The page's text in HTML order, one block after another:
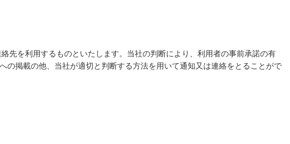
先を利用するものといたします。当社の判断により、利用者の事前承諾の有
掲載の他、当社が適切と判断する方法を用いて通知又は連絡をとることがで